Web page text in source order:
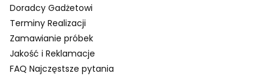
Doradcy Gadżetowi
Terminy Realizacji
Zamawianie próbek
Jakość i Reklamacje
FAQ Najczęstsze pytania